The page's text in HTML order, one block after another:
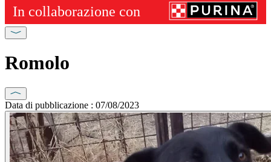
Romolo
Data di pubblicazione : 07/08/2023